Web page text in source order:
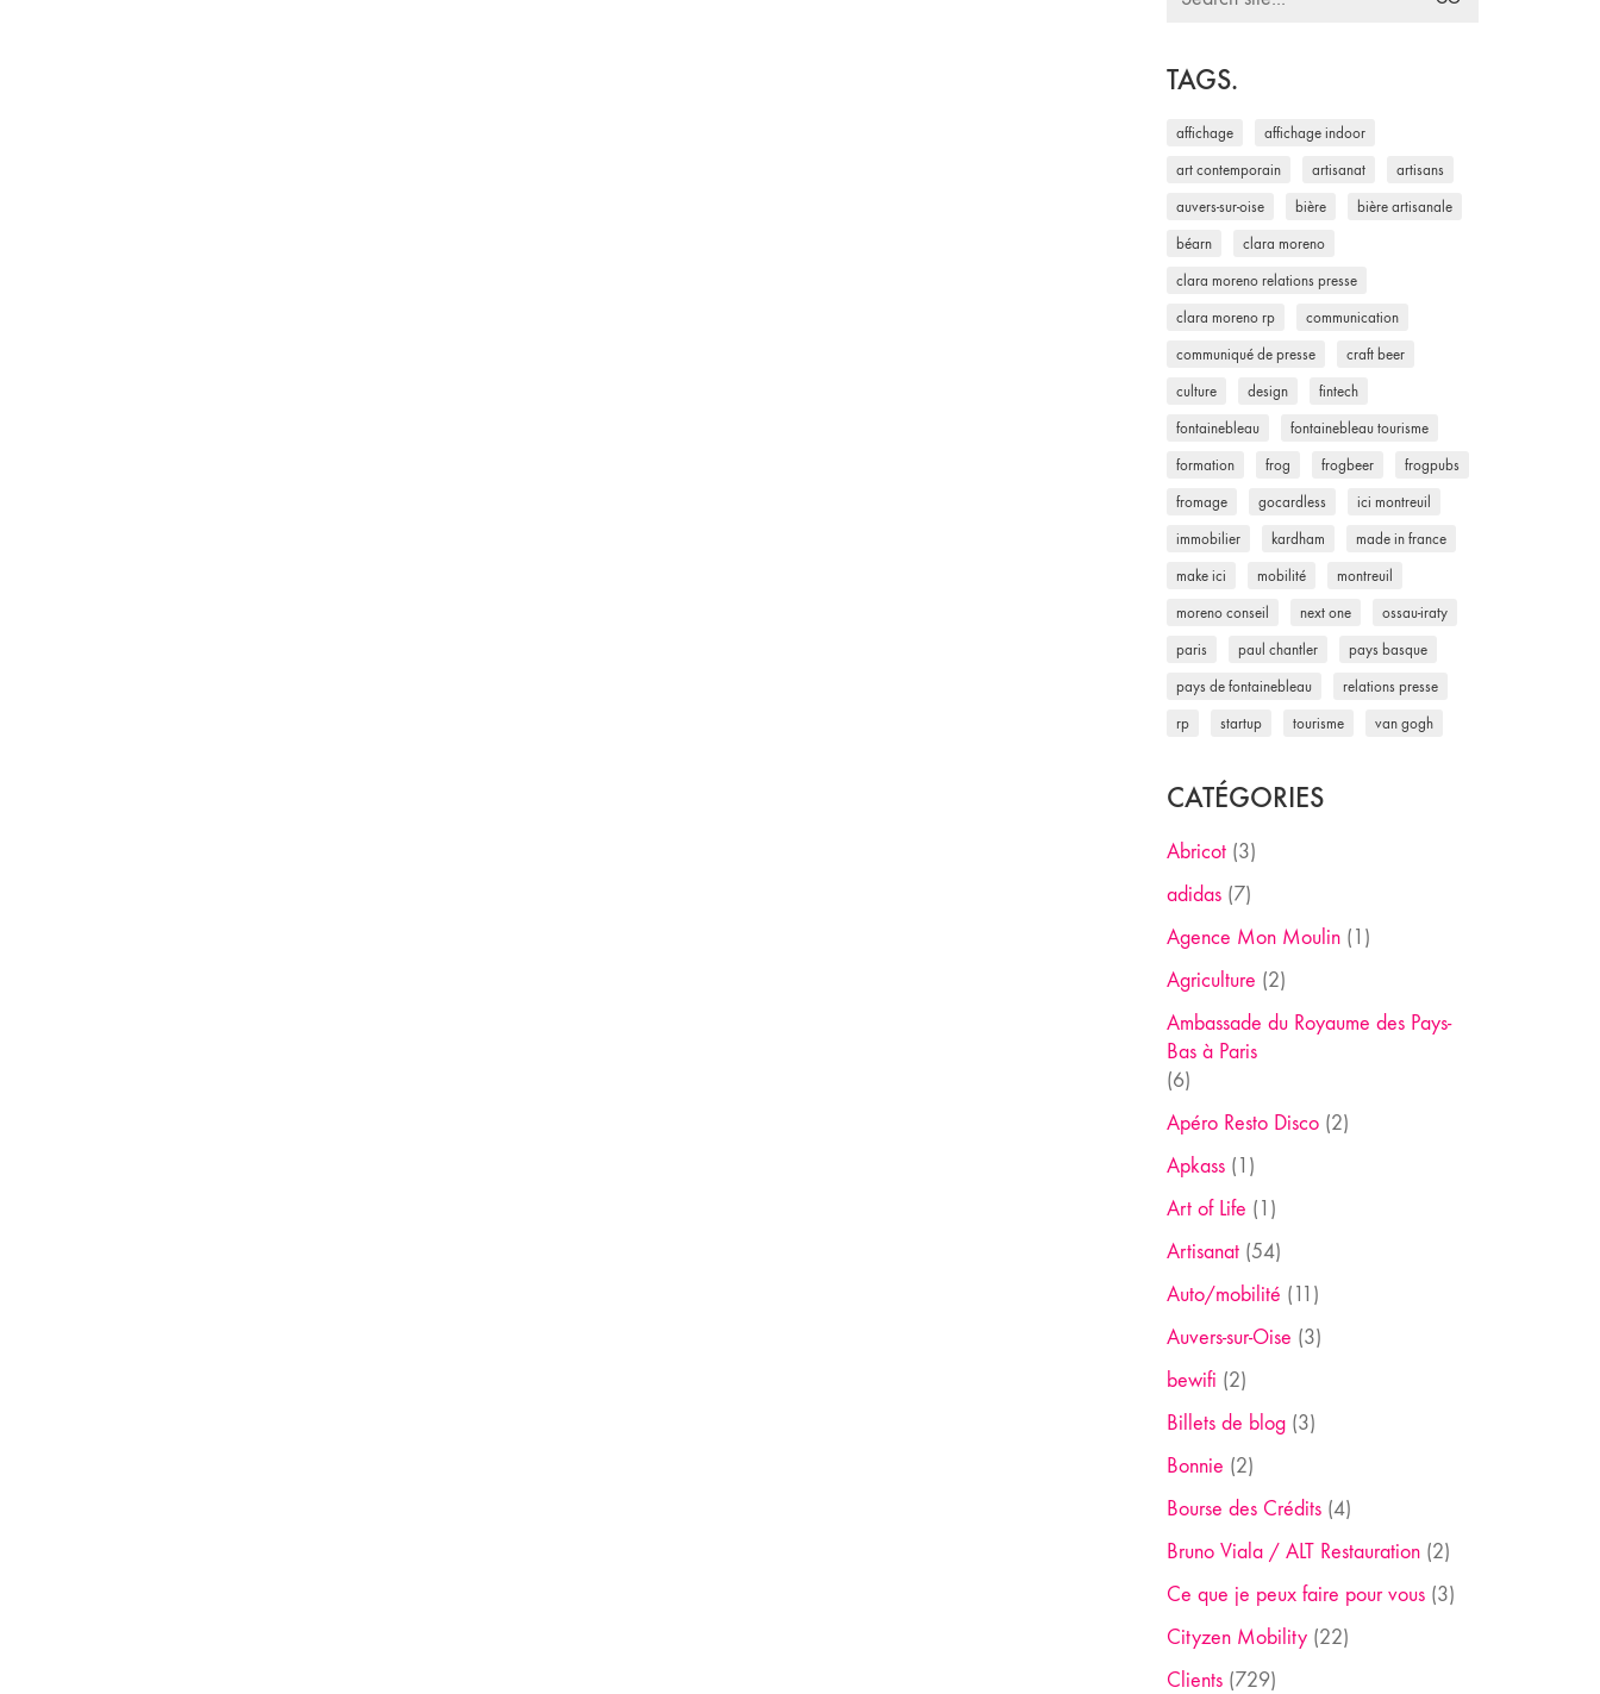
TAGS.
affichage affichage indoor
art contemporain artisanat artisans
auvers-sur-oise bière bière artisanale
béarn clara moreno
clara moreno relations presse
clara moreno rp communication
communiqué de presse craft beer
culture design fintech
fontainebleau fontainebleau tourisme
formation frog frogbeer frogpubs
fromage gocardless ici montreuil
immobilier kardham made in france
make ici mobilité montreuil
moreno conseil next one ossau-iraty
paris paul chantler pays basque
pays de fontainebleau relations presse
rp startup tourisme van gogh
CATÉGORIES
Abricot(3)
adidas(7)
Agence Mon Moulin(1)
Agriculture (2)
Ambassade du Royaume des Pays-
Bas à Paris
(6)
Apéro Resto Disco(2)
Apkass(1)
Art of Life (1)
Artisanat(54)
Auto/mobilité (11)
Auvers-sur-Oise (3)
bewifi (2)
Billets de blog(3)
Bonnie (2)
Bourse des Crédits(4)
Bruno Viala / ALT Restauration(2)
Ce que je peux faire pour vous(3)
Cityzen Mobility(22)
Clients(729)